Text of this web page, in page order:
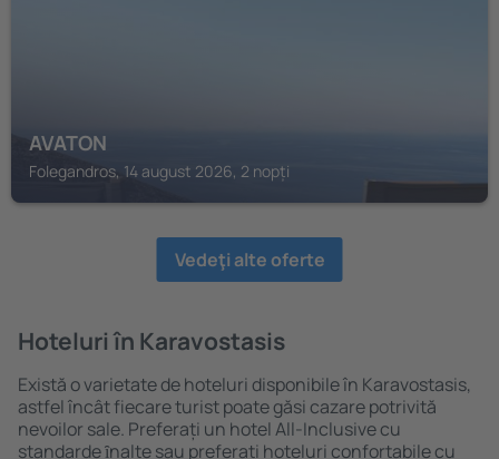
AVATON
Folegandros, 14 august 2026, 2 nopți
Vedeţi alte oferte
Hoteluri în Karavostasis
Există o varietate de hoteluri disponibile în Karavostasis,
astfel încât fiecare turist poate găsi cazare potrivită
nevoilor sale. Preferați un hotel All-Inclusive cu
standarde ȋnalte sau preferați hoteluri confortabile cu